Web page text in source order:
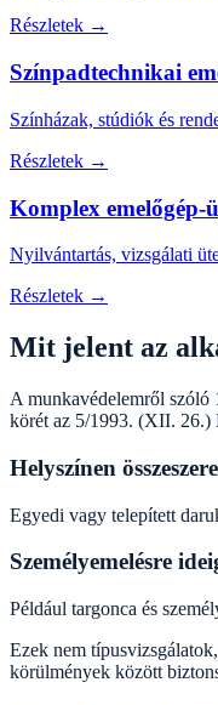
Részletek →
Színpadtechnikai
Színházak, stúdiók és
Részletek →
Komplex emelőgép-
Nyilvántartás, vizsgálati
Részletek →
Mit jelent az
A munkavédelemről szóló
körét az 5/1993. (XII. 26.)
Helyszínen
Egyedi vagy telepített
Személyemelésre
Például targonca és
Ezek nem
körülmények között